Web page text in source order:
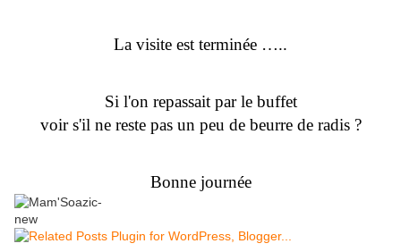
La visite est terminée …..
Si l'on repassait par le buffet
voir s'il ne reste pas un peu de beurre de radis ?
Bonne journée